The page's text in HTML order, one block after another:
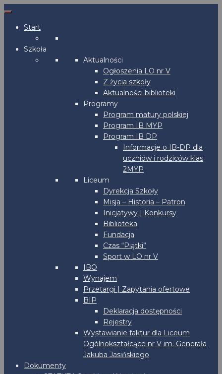
Start
Szkoła
Aktualności
Ogłoszenia LO nr V
Z życia szkoły
Aktualności biblioteki
Programy
Program matury polskiej
Program IB MYP
Program IB DP
Informacje o IB-DP dla
uczniów i rodziców klas
2MYP
Liceum
Dyrekcja Szkoły
Misja – Historia – Patron
Inicjatywy | Konkursy
Biblioteka
Fundacja
Czas “Piątki”
Sport w LO nr V
IBO
Wynajem
Przetargi | Zapytania ofertowe
BIP
Deklaracja dostępności
Rejestry
Wystawianie faktur dla Liceum
Ogólnokształcące nr V im. Generała
Jakuba Jasińskiego
Dokumenty